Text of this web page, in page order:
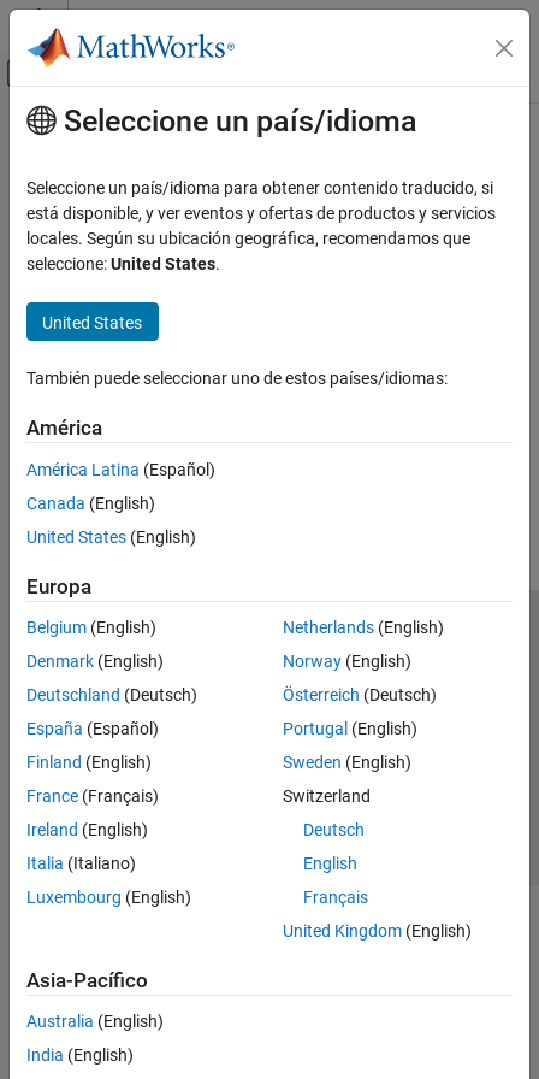
Saltar al contenido
Mostrar/ocultar menú de navegación
Inicio de Documentación
Categoría
C2000 Microcontroller Blockset
Fuzzy Logic Toolbox
Motor Control Blockset
Predictive Maintenance Toolbox
Raspberry Pi Blockset
Reinforcement Learning Toolbox
Robust Control Toolbox
Get Started with Simulink Control Design
Operating Points
Linearization
Frequency Response Estimation
Control System Design and Tuning
STM32 Microcontroller Blockset
System Identification Toolbox
Contenido principal
How useful was this information?
Seleccione un país/idioma
Seleccione un país/idioma para obtener contenido traducido, si
está disponible, y ver eventos y ofertas de productos y servicios
locales. Según su ubicación geográfica, recomendamos que
seleccione:United States.
United States
También puede seleccionar uno de estos países/idiomas:
América
América Latina (Español)
Canada (English)
United States (English)
Europa
Belgium (English)
Denmark (English)
Deutschland (Deutsch)
España (Español)
Finland (English)
France (Français)
Ireland (English)
Italia (Italiano)
Luxembourg (English)
Netherlands(English)
Norway(English)
Österreich (Deutsch)
Portugal (English)
Sweden (English)
Switzerland
Deutsch
English
Français
United Kingdom(English)
Asia-Pacífico
Australia (English)
India (English)
Centro de confianza
Marcas comerciales
Política de privacidad
Antipiratería
Estado de las aplicaciones
Información de contacto
© 1994-2026 The MathWorks, Inc.
Seleccione un país/